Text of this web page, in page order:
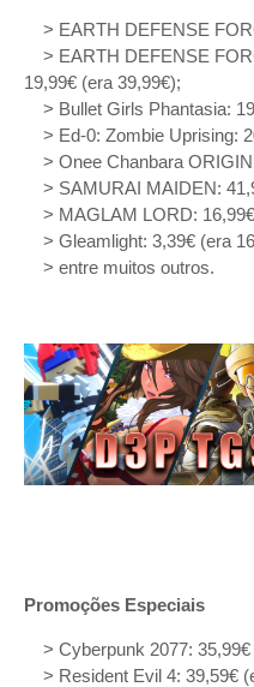
> EARTH DEFENSE
> EARTH DEFENSE
19,99€ (era 39,99€);
> Bullet Girls Phantasia:
> Ed-0: Zombie Uprising:
> Onee Chanbara
> SAMURAI MAIDEN:
> MAGLAM LORD:
> Gleamlight: 3,39€ (era
> entre muitos outros.
Promoções Especiais
> Cyberpunk 2077:
> Resident Evil 4: 39,59€